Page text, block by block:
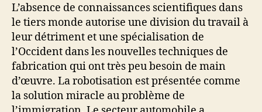
L’absence de connaissances scientifiques dans
le tiers monde autorise une division du travail à
leur détriment et une spécialisation de
l’Occident dans les nouvelles techniques de
fabrication qui ont très peu besoin de main
d’œuvre. La robotisation est présentée comme
la solution miracle au problème de